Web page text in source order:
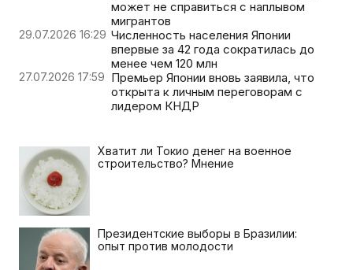
может не справиться с наплывом
мигрантов
29.07.2026 16:29 Численность населения Японии
впервые за 42 года сократилась до
менее чем 120 млн
27.07.2026 17:59 Премьер Японии вновь заявила, что
открыта к личным переговорам с
лидером КНДР
Хватит ли Токио денег на военное
строительство? Мнение
Президентские выборы в Бразилии:
опыт против молодости